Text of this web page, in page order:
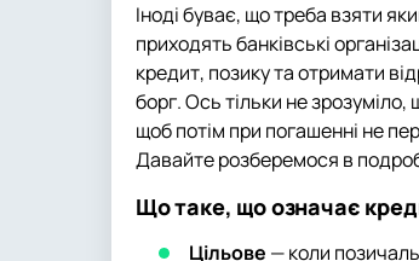
Іноді буває, що треба взяти
приходять банківські
кредит, позику та отримати
борг. Ось тільки не
щоб потім при погашенні не
Давайте розберемося в
Що таке, що означає
Цільове — коли